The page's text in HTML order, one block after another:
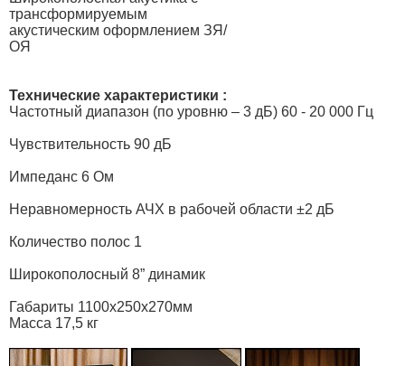
трансформируемым
акустическим оформлением ЗЯ/
ОЯ
Технические характеристики :
Частотный диапазон (по уровню – 3 дБ) 60 - 20 000 Гц
Чувствительность 90 дБ
Импеданс 6 Ом
Неравномерность АЧХ в рабочей области ±2 дБ
Количество полос 1
Широкополосный 8” динамик
Габариты 1100х250х270мм
Масса 17,5 кг